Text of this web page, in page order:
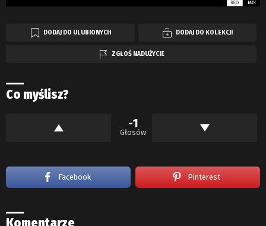
DODAJ DO ULUBIONYCH DODAJ DO KOLEKCJI
ZGŁOŚ NADUŻYCIE
Co myślisz?
-1
Głosów
Facebook Pinterest
Komentarze